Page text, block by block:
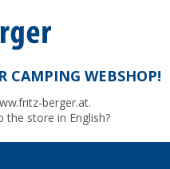
Eiswürfelformer 4er Set
CAMPING WEBSHOP!
berger.at.
the store in English?